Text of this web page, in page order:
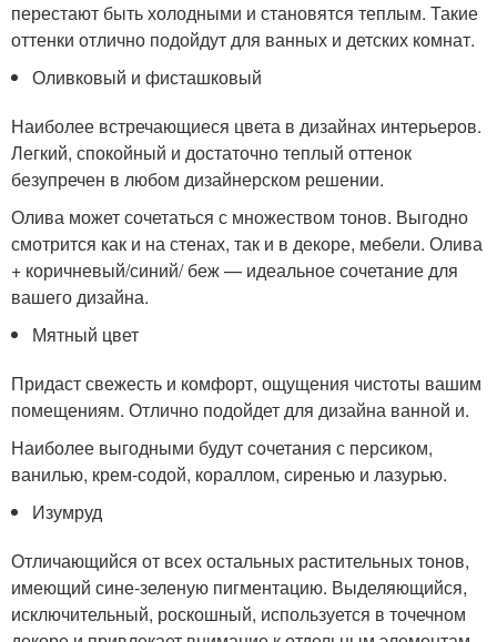
перестают быть холодными и становятся теплым. Такие
оттенки отлично подойдут для ванных и детских комнат.
Оливковый и фисташковый
Наиболее встречающиеся цвета в дизайнах интерьеров.
Легкий, спокойный и достаточно теплый оттенок
безупречен в любом дизайнерском решении.
Олива может сочетаться с множеством тонов. Выгодно
смотрится как и на стенах, так и в декоре, мебели. Олива
+ коричневый/синий/ беж — идеальное сочетание для
вашего дизайна.
Мятный цвет
Придаст свежесть и комфорт, ощущения чистоты вашим
помещениям. Отлично подойдет для дизайна ванной и.
Наиболее выгодными будут сочетания с персиком,
ванилью, крем-содой, кораллом, сиренью и лазурью.
Изумруд
Отличающийся от всех остальных растительных тонов,
имеющий сине-зеленую пигментацию. Выделяющийся,
исключительный, роскошный, используется в точечном